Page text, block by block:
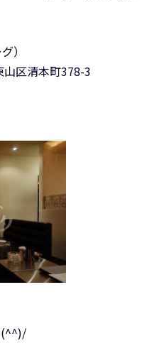
）
区清本町378-3
(^^)/